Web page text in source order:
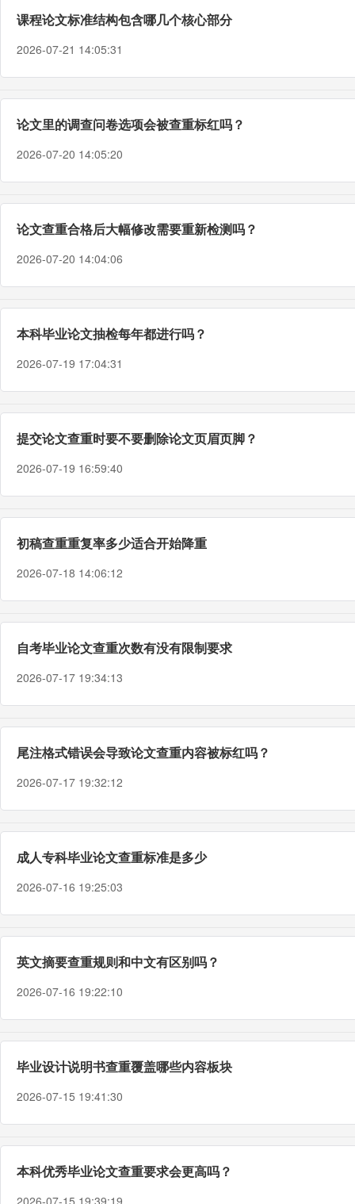
课程论文标准结构包含哪几个核心部分
2026-07-21 14:05:31
论文里的调查问卷选项会被查重标红吗？
2026-07-20 14:05:20
论文查重合格后大幅修改需要重新检测吗？
2026-07-20 14:04:06
本科毕业论文抽检每年都进行吗？
2026-07-19 17:04:31
提交论文查重时要不要删除论文页眉页脚？
2026-07-19 16:59:40
初稿查重重复率多少适合开始降重
2026-07-18 14:06:12
自考毕业论文查重次数有没有限制要求
2026-07-17 19:34:13
尾注格式错误会导致论文查重内容被标红吗？
2026-07-17 19:32:12
成人专科毕业论文查重标准是多少
2026-07-16 19:25:03
英文摘要查重规则和中文有区别吗？
2026-07-16 19:22:10
毕业设计说明书查重覆盖哪些内容板块
2026-07-15 19:41:30
本科优秀毕业论文查重要求会更高吗？
2026-07-15 19:39:19